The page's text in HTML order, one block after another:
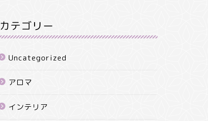
カテゴリー
Uncategorized
アロマ
インテリア